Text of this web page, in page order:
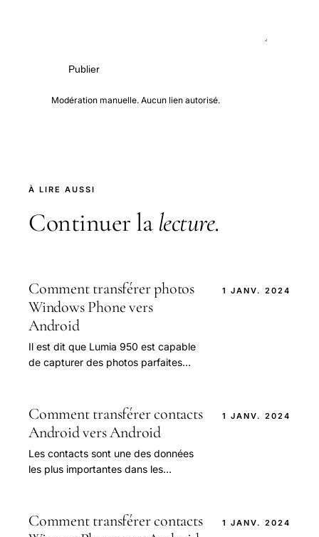
Publier
Modération manuelle. Aucun lien autorisé.
À LIRE AUSSI
Continuer la lecture.
Comment transférer photos
Windows Phone vers
Android
Il est dit que Lumia 950 est capable
de capturer des photos parfaites
triple naturel LED.
1 JANV. 2024
Comment transférer contacts
Android vers Android
Les contacts sont une des données
les plus importantes dans les
amis, famille.
1 JANV. 2024
Comment transférer contacts
1 JANV. 2024